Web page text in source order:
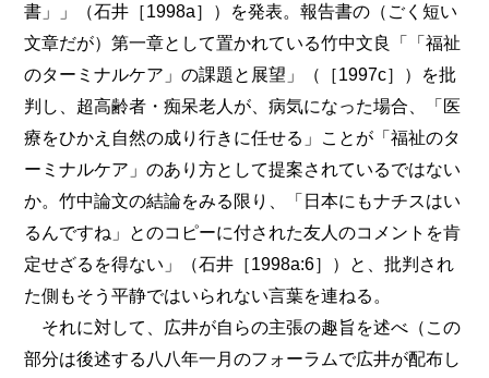
書」」（石井［1998a］）を発表。報告書の（ごく短い
文章だが）第一章として置かれている竹中文良「「福祉
のターミナルケア」の課題と展望」（［1997c］）を批
判し、超高齢者・痴呆老人が、病気になった場合、「医
療をひかえ自然の成り行きに任せる」ことが「福祉のタ
ーミナルケア」のあり方として提案されているではない
か。竹中論文の結論をみる限り、「日本にもナチスはい
るんですね」とのコピーに付された友人のコメントを肯
定せざるを得ない」（石井［1998a:6］）と、批判され
た側もそう平静ではいられない言葉を連ねる。
それに対して、広井が自らの主張の趣旨を述べ（この
部分は後述する八八年一月のフォーラムで広井が配布し